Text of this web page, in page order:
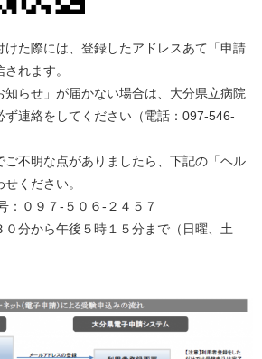
けた際には、登録したアドレスあて「申請
れます。
らせ」が届かない場合は、大分県立病院
ず連絡をしてください（電話：097-546-
ご不明な点がありましたら、下記の「ヘル
ください。
０９７-５０６-２４５７
分から午後５時１５分まで（日曜、土